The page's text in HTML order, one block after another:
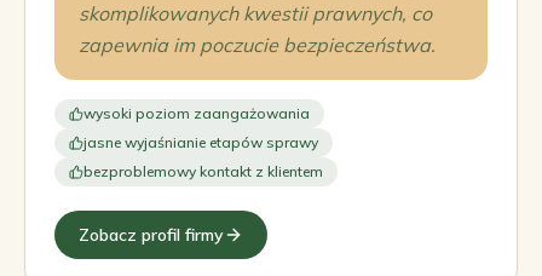
skomplikowanych kwestii prawnych, co
zapewnia im poczucie bezpieczeństwa.
wysoki poziom zaangażowania
jasne wyjaśnianie etapów sprawy
bezproblemowy kontakt z klientem
Zobacz profil firmy